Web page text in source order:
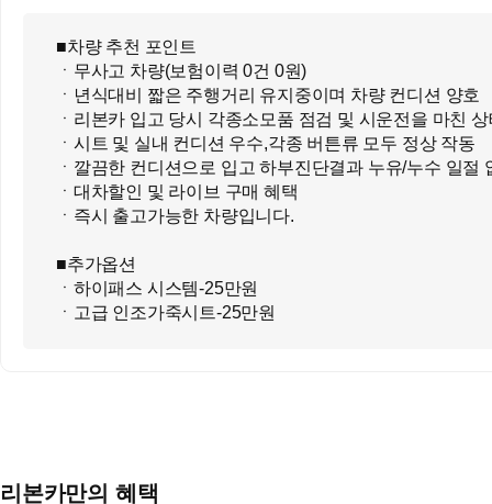
■차량 추천 포인트
ㆍ무사고 차량(보험이력 0건 0원)
ㆍ년식대비 짧은 주행거리 유지중이며 차량 컨디션 양호
ㆍ리본카 입고 당시 각종소모품 점검 및 시운전을 마친
ㆍ시트 및 실내 컨디션 우수,각종 버튼류 모두 정상 작동
ㆍ깔끔한 컨디션으로 입고 하부진단결과 누유/누수 일절
ㆍ대차할인 및 라이브 구매 혜택
ㆍ즉시 출고가능한 차량입니다.
■추가옵션
ㆍ하이패스 시스템-25만원
ㆍ고급 인조가죽시트-25만원
ㆍ지하철 1호선 반야월역 4번 출구 도보 10분
리본카만의 혜택